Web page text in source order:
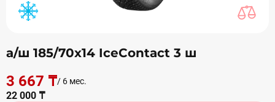
а/ш 185/70х14 IceContact 3 ш
3 667 ₸/ 6 мес.
22 000 ₸